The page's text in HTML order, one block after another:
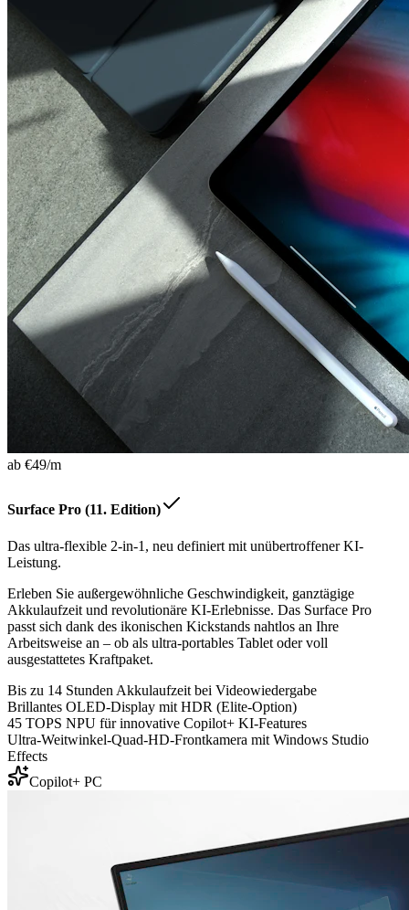
ab €49/m
Surface Pro (11. Edition)
Das ultra-flexible 2-in-1, neu definiert mit unübertroffener KI-
Leistung.
Erleben Sie außergewöhnliche Geschwindigkeit, ganztägige
Akkulaufzeit und revolutionäre KI-Erlebnisse. Das Surface Pro
passt sich dank des ikonischen Kickstands nahtlos an Ihre
Arbeitsweise an – ob als ultra-portables Tablet oder voll
ausgestattetes Kraftpaket.
Bis zu 14 Stunden Akkulaufzeit bei Videowiedergabe
Brillantes OLED-Display mit HDR (Elite-Option)
45 TOPS NPU für innovative Copilot+ KI-Features
Ultra-Weitwinkel-Quad-HD-Frontkamera mit Windows Studio
Effects
Copilot+ PC